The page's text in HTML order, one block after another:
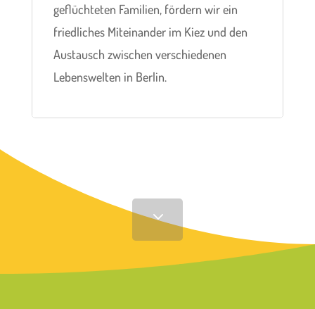
geflüchteten Familien, fördern wir ein
friedliches Miteinander im Kiez und den
Austausch zwischen verschiedenen
Lebenswelten in Berlin.
3